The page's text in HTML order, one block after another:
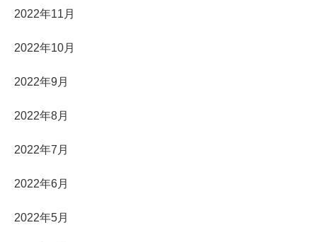
2022年11月
2022年10月
2022年9月
2022年8月
2022年7月
2022年6月
2022年5月